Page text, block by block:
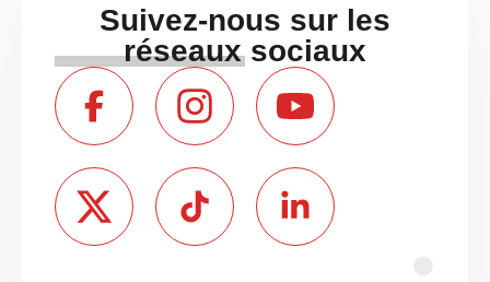
Suivez-nous sur les
réseaux sociaux